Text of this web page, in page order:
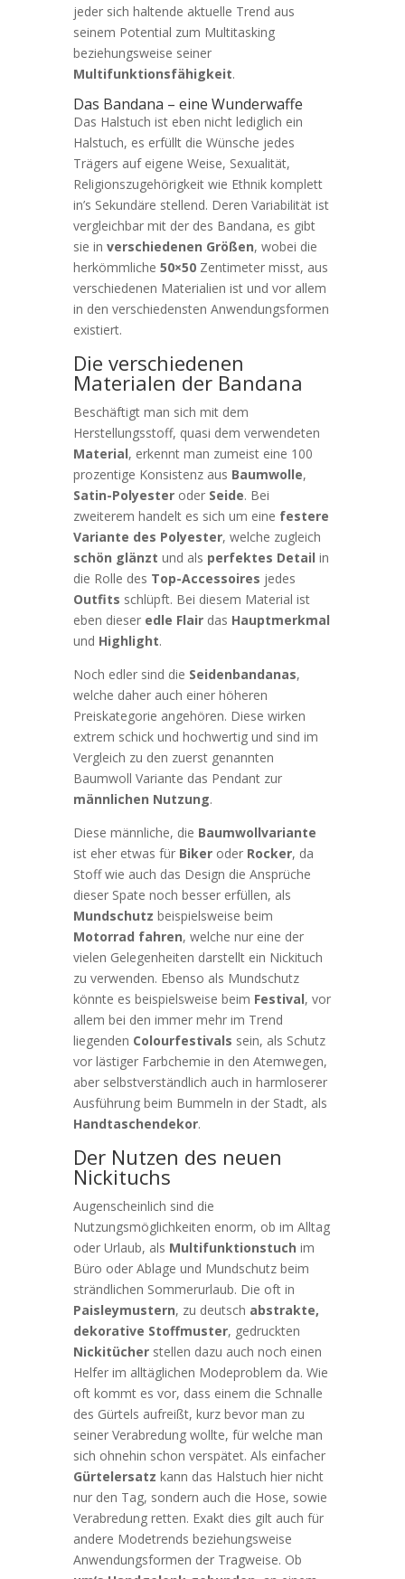
jeder sich haltende aktuelle Trend aus
seinem Potential zum Multitasking
beziehungsweise seiner
Multifunktionsfähigkeit.
Das Bandana – eine Wunderwaffe
Das Halstuch ist eben nicht lediglich ein
Halstuch, es erfüllt die Wünsche jedes
Trägers auf eigene Weise, Sexualität,
Religionszugehörigkeit wie Ethnik komplett
in’s Sekundäre stellend. Deren Variabilität ist
vergleichbar mit der des Bandana, es gibt
sie in verschiedenen Größen, wobei die
herkömmliche 50×50Zentimeter misst, aus
verschiedenen Materialien ist und vor allem
in den verschiedensten Anwendungsformen
existiert.
Die verschiedenen
Materialen der Bandana
Beschäftigt man sich mit dem
Herstellungsstoff, quasi dem verwendeten
Material, erkennt man zumeist eine 100
prozentige Konsistenz aus Baumwolle,
Satin-Polyesteroder Seide. Bei
zweiterem handelt es sich um eine festere
Variante des Polyester, welche zugleich
schön glänzt und als perfektes Detail in
die Rolle des Top-Accessoires jedes
Outfits schlüpft. Bei diesem Material ist
eben dieser edle Flairdas Hauptmerkmal
und Highlight.
Noch edler sind die Seidenbandanas,
welche daher auch einer höheren
Preiskategorie angehören. Diese wirken
extrem schick und hochwertig und sind im
Vergleich zu den zuerst genannten
Baumwoll Variante das Pendant zur
männlichen Nutzung.
Diese männliche, die Baumwollvariante
ist eher etwas für Bikeroder Rocker, da
Stoff wie auch das Design die Ansprüche
dieser Spate noch besser erfüllen, als
Mundschutz beispielsweise beim
Motorrad fahren, welche nur eine der
vielen Gelegenheiten darstellt ein Nickituch
zu verwenden. Ebenso als Mundschutz
könnte es beispielsweise beim Festival, vor
allem bei den immer mehr im Trend
liegenden Colourfestivals sein, als Schutz
vor lästiger Farbchemie in den Atemwegen,
aber selbstverständlich auch in harmloserer
Ausführung beim Bummeln in der Stadt, als
Handtaschendekor.
Der Nutzen des neuen
Nickituchs
Augenscheinlich sind die
Nutzungsmöglichkeiten enorm, ob im Alltag
oder Urlaub, als Multifunktionstuch im
Büro oder Ablage und Mundschutz beim
strändlichen Sommerurlaub. Die oft in
Paisleymustern, zu deutsch abstrakte,
dekorative Stoffmuster, gedruckten
Nickitücherstellen dazu auch noch einen
Helfer im alltäglichen Modeproblem da. Wie
oft kommt es vor, dass einem die Schnalle
des Gürtels aufreißt, kurz bevor man zu
seiner Verabredung wollte, für welche man
sich ohnehin schon verspätet. Als einfacher
Gürtelersatz kann das Halstuch hier nicht
nur den Tag, sondern auch die Hose, sowie
Verabredung retten. Exakt dies gilt auch für
andere Modetrends beziehungsweise
Anwendungsformen der Tragweise. Ob